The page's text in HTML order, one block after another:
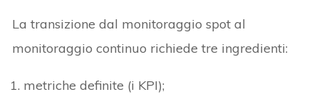
La transizione dal monitoraggio spot al
monitoraggio continuo richiede tre ingredienti:
metriche definite (i KPI);